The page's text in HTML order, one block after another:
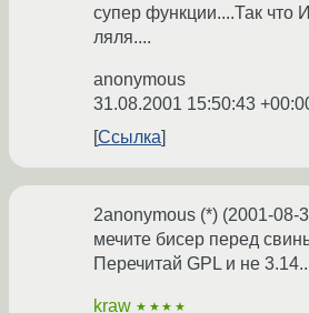
супер функции....Так что
ляля....
anonymous
31.08.2001 15:50:43
Ссылка
2anonymous (*) (2001-08-
мечите бисер перед
Перечитай GPL и не
kraw ★★★★